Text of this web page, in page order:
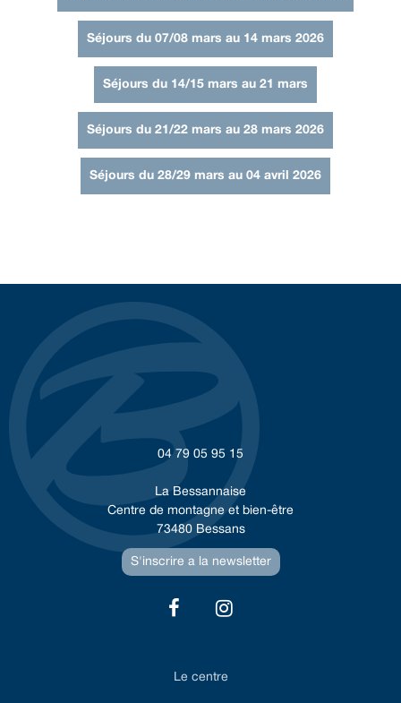
Séjours du 07/08 mars au 14 mars 2026
Séjours du 14/15 mars au 21 mars
Séjours du 21/22 mars au 28 mars 2026
Séjours du 28/29 mars au 04 avril 2026
04 79 05 95 15
La Bessannaise
Centre de montagne et bien-être
73480 Bessans
S'inscrire a la newsletter
Le centre